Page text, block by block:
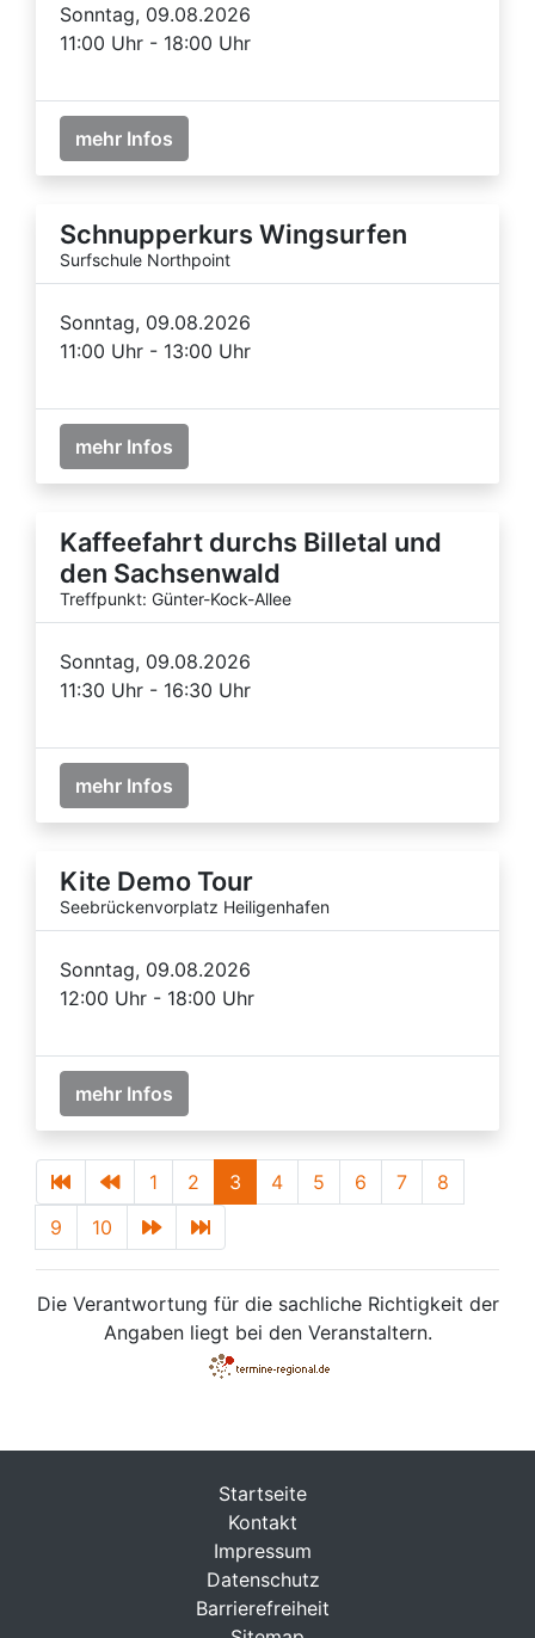
Sonntag, 09.08.2026
11:00 Uhr - 18:00 Uhr
mehr Infos
Schnupperkurs Wingsurfen
Surfschule Northpoint
Sonntag, 09.08.2026
11:00 Uhr - 13:00 Uhr
mehr Infos
Kaffeefahrt durchs Billetal und
den Sachsenwald
Treffpunkt: Günter-Kock-Allee
Sonntag, 09.08.2026
11:30 Uhr - 16:30 Uhr
mehr Infos
Kite Demo Tour
Seebrückenvorplatz Heiligenhafen
Sonntag, 09.08.2026
12:00 Uhr - 18:00 Uhr
mehr Infos
1 2 3 4 5 6 7
8
9
10
Die Verantwortung für die sachliche Richtigkeit der
Angaben liegt bei den Veranstaltern.
Startseite
Kontakt
Impressum
Datenschutz
Barrierefreiheit